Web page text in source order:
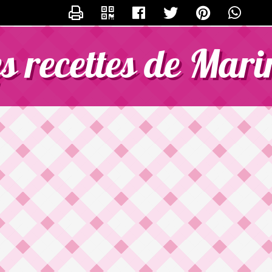
recettes de
MARINETTE